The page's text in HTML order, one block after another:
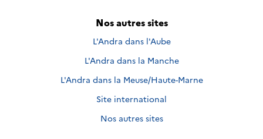
Nos autres sites
L'Andra dans l'Aube
L'Andra dans la Manche
L'Andra dans la Meuse/Haute-Marne
Site international
Nos autres sites